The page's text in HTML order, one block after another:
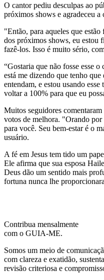
O cantor pediu desculpas ao
próximos shows e agradeceu a
"Então, para aqueles que
dos próximos shows, eu estou
fazê-los. Isso é muito sério,
“Gostaria que não fosse esse
está me dizendo que tenho que
entendam, e estou usando
voltar a 100% para que eu
Muitos seguidores
votos de melhora. "Orando por
para você. Seu bem-estar é o
usuário.
A fé em Jesus tem tido um
Ele afirma que sua esposa
Deus dão um sentido mais
fortuna nunca lhe
Contribua mensalmente
com o GUIA-ME.
Somos um meio de
com clareza e exatidão,
revisão criteriosa e